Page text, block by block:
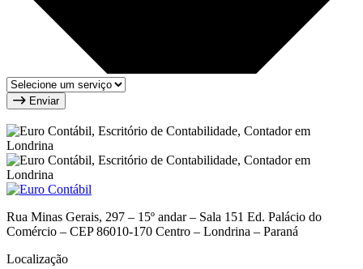
Enviar
Rua Minas Gerais, 297 – 15º andar – Sala 151 Ed. Palácio do
Comércio – CEP 86010-170 Centro – Londrina – Paraná
Localização